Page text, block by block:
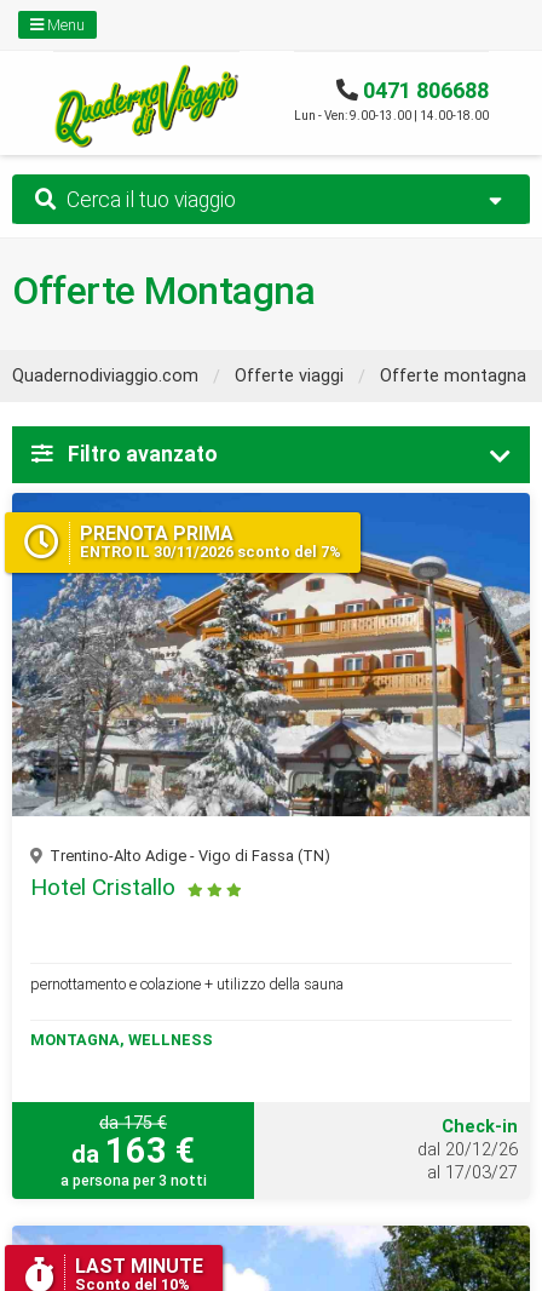
Menu
0471 806688
Lun - Ven: 9.00-13.00 | 14.00-18.00
Cerca il tuo viaggio
Offerte Montagna
Quadernodiviaggio.com Offerte viaggi Offerte montagna
Filtro avanzato
PRENOTA PRIMA
ENTRO IL 30/11/2026 sconto del 7%
Trentino-Alto Adige - Vigo di Fassa (TN)
Hotel Cristallo
pernottamento e colazione + utilizzo della sauna
MONTAGNA, WELLNESS
da 175 €
da 163 €
a persona per 3 notti
Check-in
dal 20/12/26
al 17/03/27
LAST MINUTE
Sconto del 10%